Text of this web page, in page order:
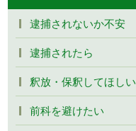
逮捕されないか不安
逮捕されたら
釈放・保釈してほしい
前科を避けたい